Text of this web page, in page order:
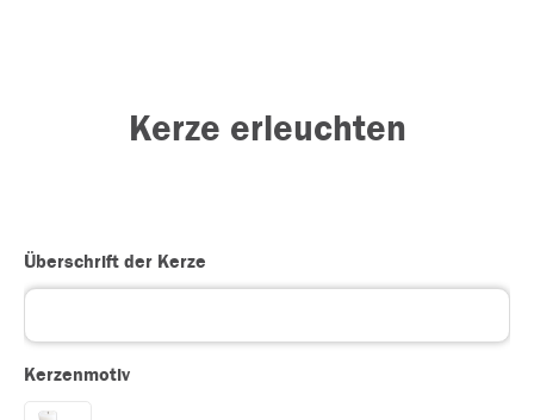
Kerze erleuchten
Überschrift der Kerze
Kerzenmotiv